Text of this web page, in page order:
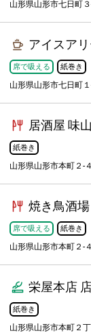
山形県山形市七日町３
アイスア
席で吸える 紙巻き
山形県山形市七日町
居酒屋 味
紙巻き
山形県山形市本町２-
焼き鳥酒
席で吸える 紙巻き
山形県山形市本町２-
栄屋本店
紙巻き
山形県山形市本町２